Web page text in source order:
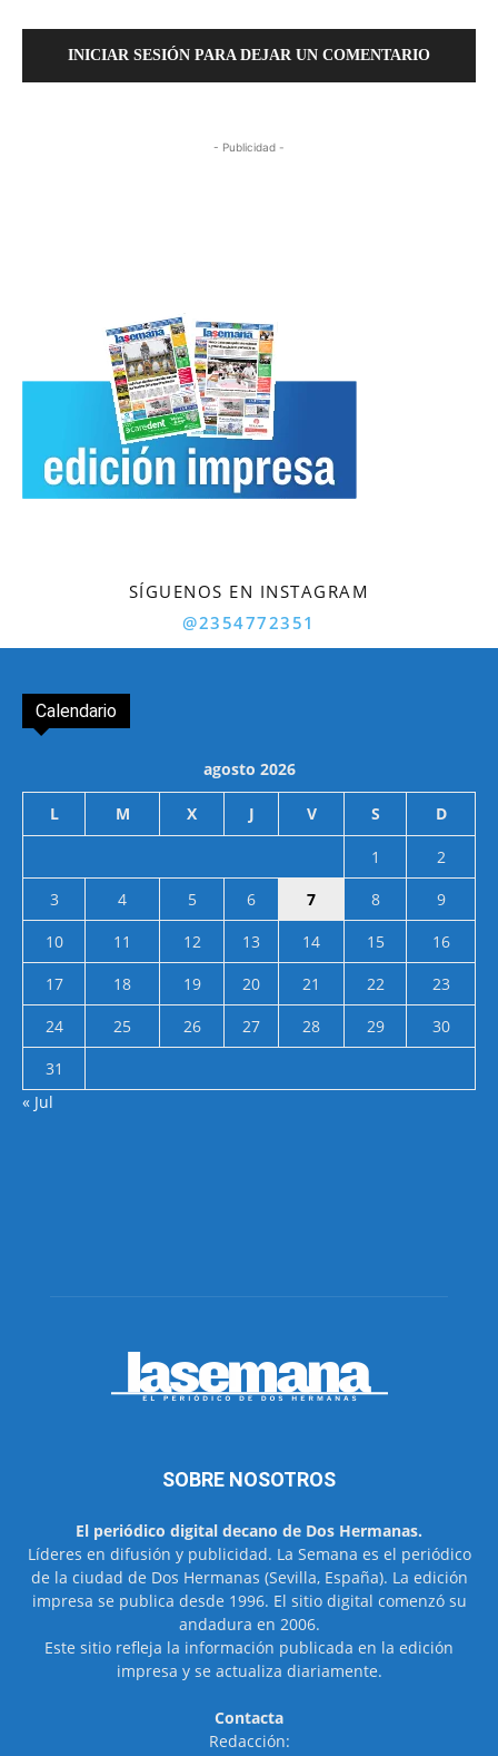
INICIAR SESIÓN PARA DEJAR UN COMENTARIO
- Publicidad -
SÍGUENOS EN INSTAGRAM
@2354772351
Calendario
agosto 2026
L M X J V S D
1
2
3
4 5 6 7 8
9
10
11 12 13 14 15
16
17
18 19 20 21 22
23
24
25 26 27 28 29
30
31
« Jul
SOBRE NOSOTROS
El periódico digital decano de Dos Hermanas.
Líderes en difusión y publicidad. La Semana es el periódico
de la ciudad de Dos Hermanas (Sevilla, España). La edición
impresa se publica desde 1996. El sitio digital comenzó su
andadura en 2006.
Este sitio refleja la información publicada en la edición
impresa y se actualiza diariamente.
Contacta
Redacción: